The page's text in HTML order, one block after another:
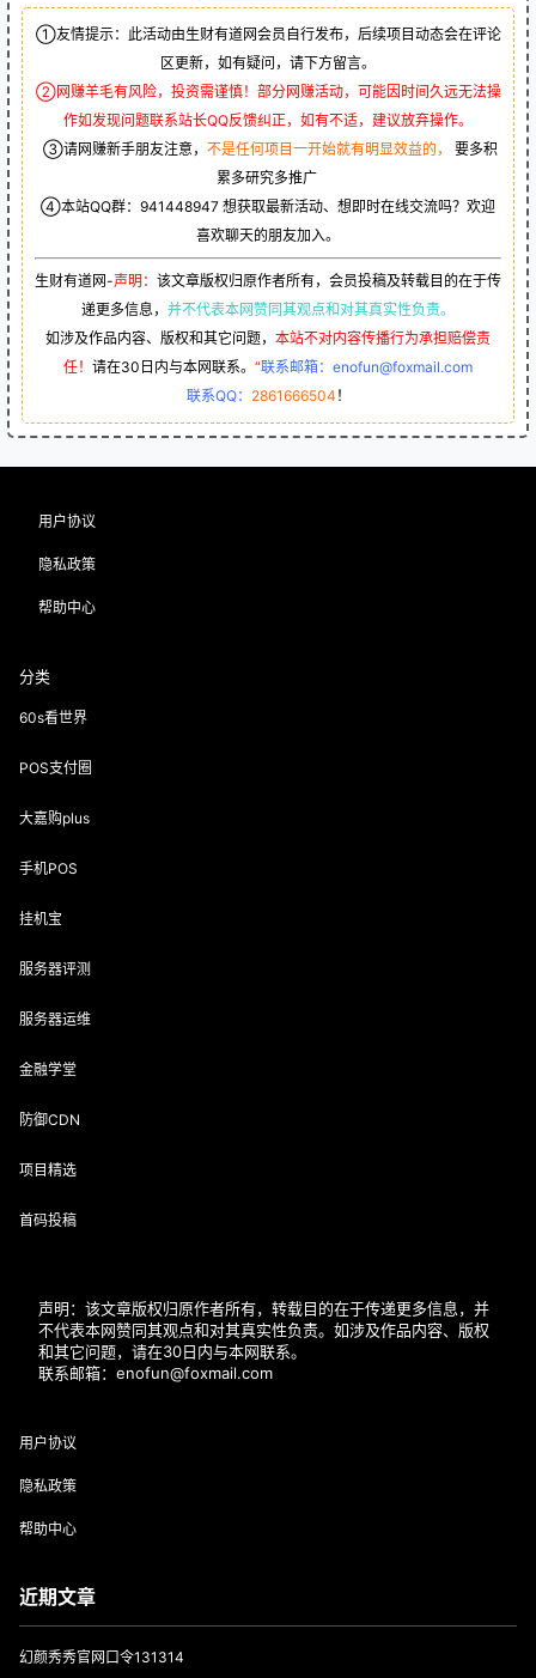
①友情提示：此活动由生财有道网会员自行发布，后续项目动态会在评论
区更新，如有疑问，请下方留言。
②网赚羊毛有风险，投资需谨慎！部分网赚活动，可能因时间久远无法操
作如发现问题联系站长QQ反馈纠正，如有不适，建议放弃操作。
③请网赚新手朋友注意， 不是任何项目一开始就有明显效益的，
要多积
累多研究多推广
④本站QQ群： 941448947 想获取最新活动、想即时在线交流吗？欢迎
喜欢聊天的朋友加入。
生财有道网-声明： 该文章版权归原作者所有，会员投稿及转载目的在于传
递更多信息， 并不代表本网赞同其观点和对其真实性负责。
如涉及作品内容、版权和其它问题， 本站不对内容传播行为承担赔偿责
任！ 请在30日内与本网联系。 “联系邮箱：enofun@foxmail.com
联系QQ： 2861666504 ！
用户协议
隐私政策
帮助中心
分类
60s看世界
POS支付圈
大嘉购plus
手机POS
挂机宝
服务器评测
服务器运维
金融学堂
防御CDN
项目精选
首码投稿
声明：该文章版权归原作者所有，转载目的在于传递更多信息，并
不代表本网赞同其观点和对其真实性负责。如涉及作品内容、版权
和其它问题，请在30日内与本网联系。
联系邮箱：enofun@foxmail.com
用户协议
隐私政策
帮助中心
近期文章
幻颜秀秀官网口令131314